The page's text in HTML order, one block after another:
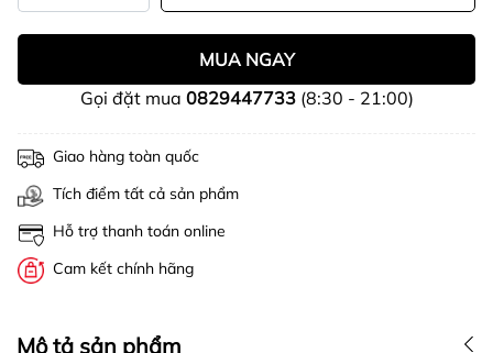
MUA NGAY
Gọi đặt mua 0829447733(8:30 - 21:00)
Giao hàng toàn quốc
Tích điểm tất cả sản phẩm
Hỗ trợ thanh toán online
Cam kết chính hãng
Mô tả sản phẩm